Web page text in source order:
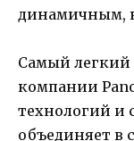
динамичным,
Самый легкий
компании
технологий и
объединяет в